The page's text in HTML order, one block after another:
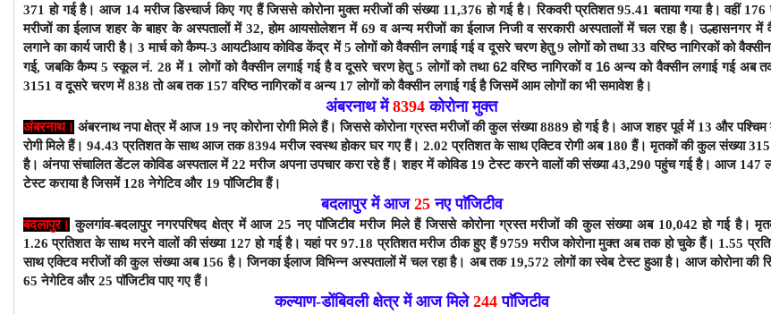
371 हो गई है।आज 14 मरीज डिस्चार्ज किए गए हैं जिससे कोरोना मुक्त मरीजों की संख्या 11,376 हो गई है। रिकवरी प्रतिशत 95.41 बताया गया है। वहीं176
मरीजोंका ईलाज शहर के बाहर के अस्पतालों में 32, होम आयसोलेशन में 69 व अन्य मरीजों का ईलाज निजी व सरकारी अस्पतालों में चल रहा है।उल्हासनगर में
लगाने का कार्य जारी है। 3 मार्च को कैम्प-3 आयटीआय कोविड केंद्र में 5 लोगों को वैक्सीन लगाई गई व दूसरे चरण हेतु 9 लोगों को तथा 33 वरिष्ठ नागिरकों को
गई, जबकि कैम्प 5 स्कूल नं. 28 में 1 लोगों को वैक्सीन लगाई गई हैव दूसरे चरण हेतु 5 लोगों कोतथा 62 वरिष्ठ नागिरकों व 16 अन्य कोवैक्सीन लगाई गईअब
3151व दूसरे चरण में 838 तो अब तक 157 वरिष्ठ नागिरकों व अन्य 17 लोगोंको वैक्सीन लगाई गई है जिसमें आम लोगों का भी समावेश है।
अंबरनाथ में8394कोरोना मुक्त
अंबरनाथ। अंबरनाथ नपा क्षेत्र में आज 19 नए कोरोना रोगी मिले हैं। जिससे कोरोना ग्रस्त मरीजों की कुल संख्या 8889 हो गई है। आज शहर पूर्व में 13 और पश्चिम
रोगी मिले हैं। 94.43 प्रतिशत के साथआज तक 8394 मरीज स्वस्थ होकर घर गए हैं। 2.02 प्रतिशत के साथ एक्टिव रोगी अब 180 हैं। मृतकों की कुल संख्या 315
है। अंनपा संचालित डेंटल कोविड अस्पताल में 22 मरीज अपना उपचार करा रहे हैं। शहर में कोविड 19 टेस्ट करने वालों की संख्या 43,290 पहुंच गई है। आज 147
टेस्ट कराया है जिसमें 128 नेगेटिव और 19 पाॅजिटीव हैं।
बदलापुर में आज 25 नए पाॅजिटीव
बदलापुर। कुलगांव-बदलापुर नगरपरिषद क्षेत्र में आज 25 नए पाॅजिटीव मरीज मिले हैं जिससे कोरोना ग्रस्त मरीजों की कुल संख्या अब 10,042 होगई है।
1.26 प्रतिशत के साथ मरने वालों की संख्या 127 हो गई है।यहां पर 97.18प्रतिशत मरीज ठीक हुए हैं 9759मरीज कोरोना मुक्त अब तक हो चुके हैं। 1.55
साथ एक्टिव मरीजों की कुल संख्या अब 156 है। जिनका ईलाज विभिन्न अस्पतालों में चल रहा है। अब तक 19,572लोगों का स्वेब टेस्ट हुआ है। आज कोरोनाकी
65नेगेटिव और 25 पाॅजिटीवपाए गए हैं।
कल्याण-डोंबिवली क्षेत्र में आज मिले 244 पाॅजिटीव